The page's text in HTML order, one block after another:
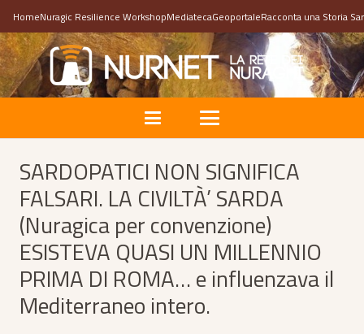
HomeNuragic Resilience WorkshopMediatecaGeoportaleRacconta una Storia
SARDOPATICI NON SIGNIFICA
FALSARI. LA CIVILTÀ’ SARDA
(Nuragica per convenzione)
ESISTEVA QUASI UN MILLENNIO
PRIMA DI ROMA… e influenzava il
Mediterraneo intero.